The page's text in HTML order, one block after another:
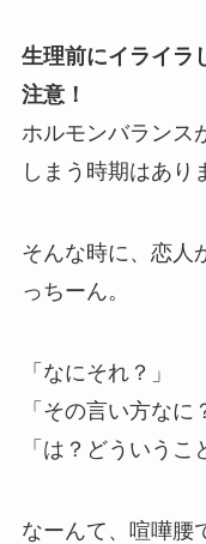
生理前にイライラ
注意！
ホルモンバランス
しまう時期はあり
そんな時に、恋人
っちーん。
「なにそれ？」
「その言い方なに
「は？どういうこ
なーんて、喧嘩腰